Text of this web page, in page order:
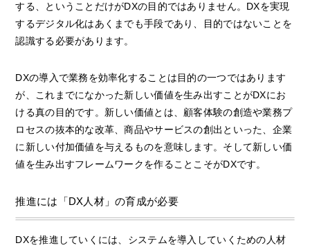
する、ということだけがDXの目的ではありません。DXを実現
するデジタル化はあくまでも手段であり、目的ではないことを
認識する必要があります。
DXの導入で業務を効率化することは目的の一つではあります
が、これまでになかった新しい価値を生み出すことがDXにお
ける真の目的です。新しい価値とは、顧客体験の創造や業務プ
ロセスの抜本的な改革、商品やサービスの創出といった、企業
に新しい付加価値を与えるものを意味します。そして新しい価
値を生み出すフレームワークを作ることこそがDXです。
推進には「DX人材」の育成が必要
DXを推進していくには、システムを導入していくための人材